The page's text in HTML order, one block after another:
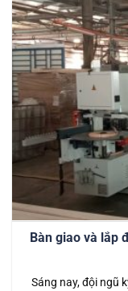
Bàn giao và lắp
Sáng nay, đội ngũ